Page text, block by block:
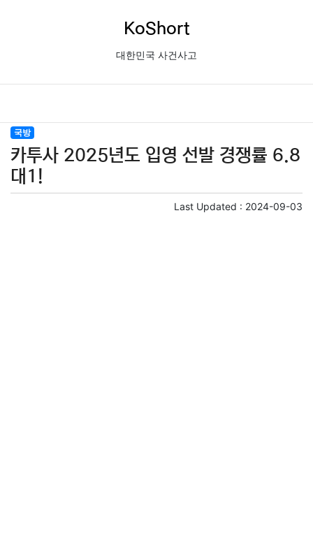
KoShort
대한민국 사건사고
국방
카투사 2025년도 입영 선발 경쟁률 6.8
대1!
Last Updated : 2024-09-03